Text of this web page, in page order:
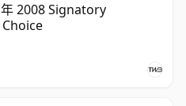
2008 Signatory